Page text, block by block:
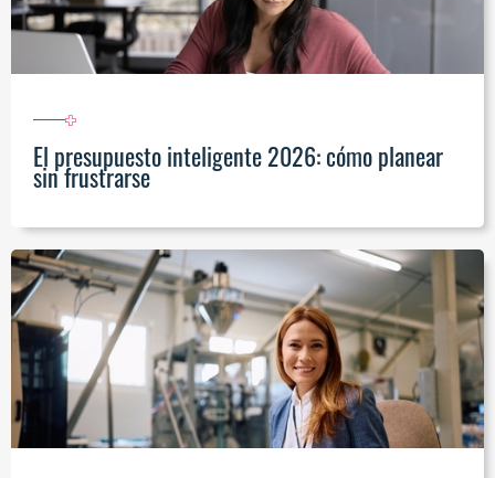
El presupuesto inteligente 2026: cómo planear
sin frustrarse